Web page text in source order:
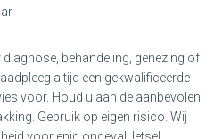
behandeling, genezing of
altijd een gekwalificeerde
voor. Houd u aan de aanbevolen
Gebruik op eigen risico. Wij